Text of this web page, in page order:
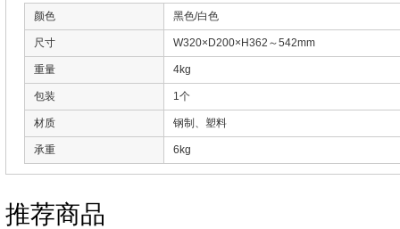
颜色 黑色/白色
尺寸 W320×D200×H362～542mm
重量 4kg
包装 1个
材质 钢制、塑料
承重 6kg
推荐商品